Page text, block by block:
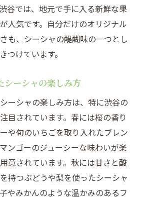
谷では、地元で手に入る新鮮な果
人気です。自分だけのオリジナル
も、シーシャの醍醐味の一つとし
つけています。
シーシャの楽しみ方
ーシャの楽しみ方は、特に渋谷の
目されています。春には桜の香り
や旬のいちごを取り入れたブレン
ンゴーのジューシーな味わいが楽
意されています。秋には甘さと酸
持つぶどうや梨を使ったシーシャ
やみかんのような温かみのあるフ